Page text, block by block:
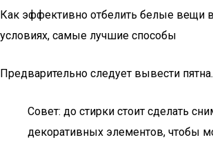
Как эффективно отбелить белые вещи
условиях, самые лучшие способы
Предварительно следует вывести пятна.
Совет: до стирки стоит сделать
декоративных элементов, чтобы